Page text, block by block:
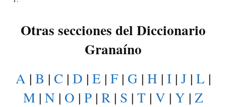
Otras secciones del Diccionario
Granaíno
A | B | C | D | E | F| G | H | I| J | L |
M| N | O | P| R| S | T | V | Y | Z